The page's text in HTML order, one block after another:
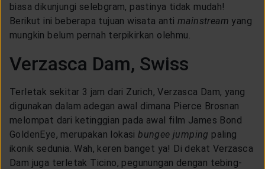
biasa dikunjungi selebgram, pastinya tidak mudah!
Berikut ini beberapa tujuan wisata anti mainstream yang
mungkin belum pernah terpikirkan olehmu.
Verzasca Dam, Swiss
Terletak sekitar 3 jam dari Zurich, Verzasca Dam, yang
digunakan dalam adegan awal dimana Pierce Brosnan
melompat dari ketinggian pada awal film James Bond
GoldenEye, merupakan lokasibungee jumping paling
ikonik sedunia. Wah, keren banget ya! Di dekat Verzasca
Dam juga terletak Ticino, pegunungan dengan tebing-
TEMUKAN AGEN
SOLUSI KAMI
LAYANAN NASABAH
ARTIKEL DAN BERITA